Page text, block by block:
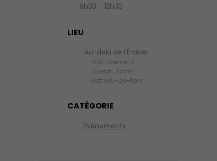
9h30 - 13h30
LIEU
Au-delà de l'Érable
1220, chemin St-
Joseph, Saint-
Mathieu-du-Parc
CATÉGORIE
Événements